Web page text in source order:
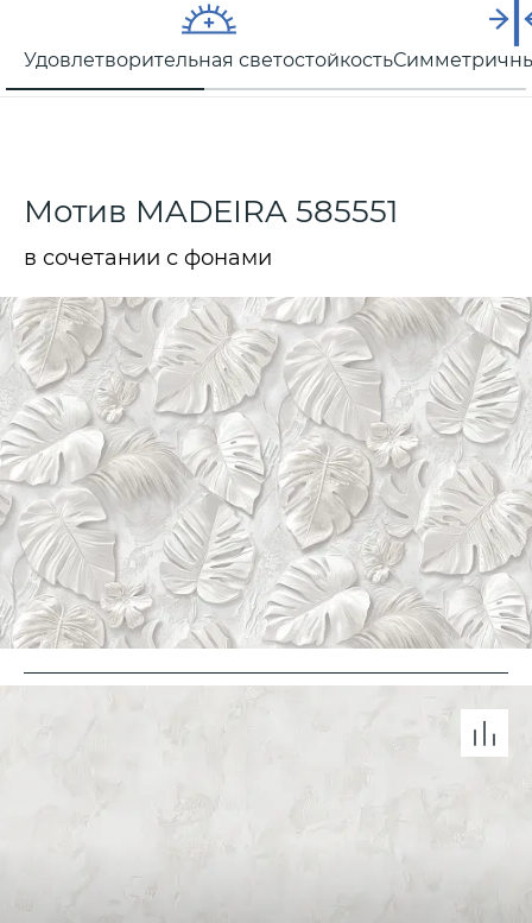
Удовлетворительная светостойкость
Мотив MADEIRA 585551
в сочетании с фонами